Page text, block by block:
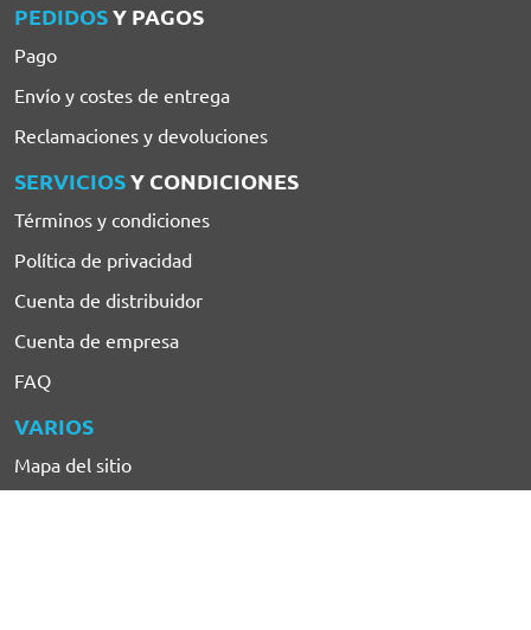
PEDIDOSY PAGOS
Pago
Envío y costes de entrega
Reclamaciones y devoluciones
SERVICIOSY CONDICIONES
Términos y condiciones
Política de privacidad
Cuenta de distribuidor
Cuenta de empresa
FAQ
VARIOS
Mapa del sitio